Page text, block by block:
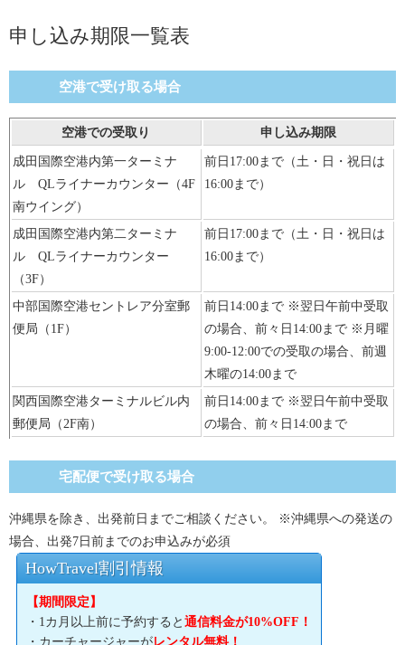
※カーチャージャー無料は数に限りあり
申し込み期限一覧表
空港で受け取る場合
空港での受取り 申し込み期限
成田国際空港内第一ターミナ
ル QLライナーカウンター（4F
南ウイング）
前日17:00まで（土・日・祝日は
16:00まで）
成田国際空港内第二ターミナ
ル QLライナーカウンター
（3F）
前日17:00まで（土・日・祝日は
16:00まで）
中部国際空港セントレア分室郵
便局（1F）
前日14:00まで ※翌日午前中受取
の場合、前々日14:00まで ※月曜
9:00-12:00での受取の場合、前週
木曜の14:00まで
関西国際空港ターミナルビル内
郵便局（2F南）
前日14:00まで ※翌日午前中受取
の場合、前々日14:00まで
宅配便で受け取る場合
沖縄県を除き、出発前日までご相談ください。 ※沖縄県への発送の
場合、出発7日前までのお申込みが必須
HowTravel割引情報
【期間限定】
・1カ月以上前に予約すると通信料金が10%OFF！
・カーチャージャーがレンタル無料！